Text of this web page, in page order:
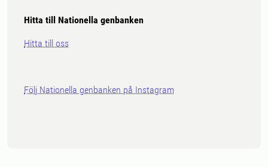
Hitta till Nationella genbanken
Hitta till oss
Följ Nationella genbanken på Instagram